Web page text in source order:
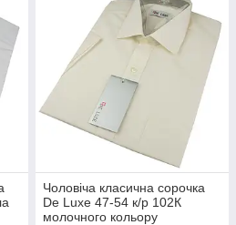
Чоловіча класична сорочка
De Luxe 47-54 к/р 102К
молочного кольору